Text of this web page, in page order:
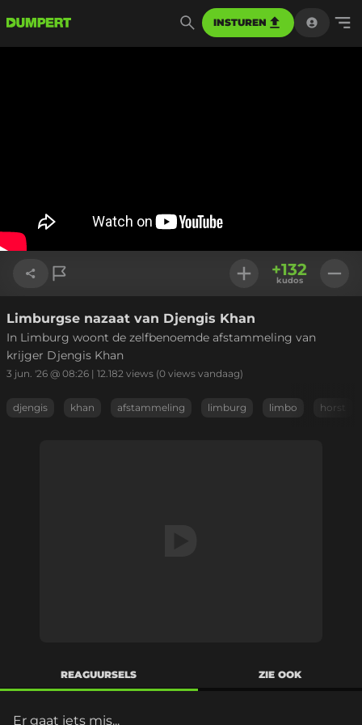
INSTUREN
Link kopiëren
+132
kudos
Limburgse nazaat van Djengis Khan
In Limburg woont de zelfbenoemde afstammeling van
krijger Djengis Khan
3 jun. '26 @ 08:26 | 12.182 views (0 views vandaag)
djengis khan afstammeling limburg limbo horst
REAGUURSELS ZIE OOK
Er gaat iets mis...